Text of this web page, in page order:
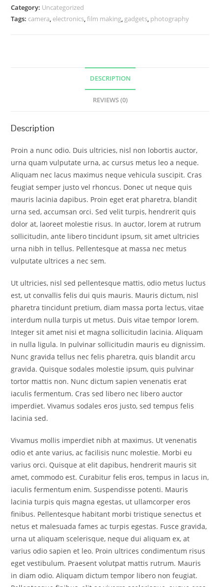
Category: Uncategorized
Tags: camera, electronics,film making, gadgets, photography
DESCRIPTION
REVIEWS (0)
Description
Proin a nunc odio. Duis ultricies, nisl non lobortis auctor,
urna quam vulputate urna, ac cursus metus leo a neque.
Aliquam nec lacus maximus neque vehicula suscipit. Cras
feugiat semper justo vel rhoncus. Donec ut neque quis
mauris lacinia dapibus. Proin eget erat pharetra, blandit
urna sed, accumsan orci. Sed velit turpis, hendrerit quis
dolor at, laoreet molestie risus. In auctor, lorem at rutrum
sollicitudin, ante libero tincidunt ipsum, sit amet ultricies
urna nibh in tellus. Pellentesque at massa nec metus
vulputate ultrices a nec sem.
Ut ultricies, nisl sed pellentesque mattis, odio metus luctus
est, ut convallis felis dui quis mauris. Mauris dictum, nisl
pharetra tincidunt pretium, diam massa porta lectus, vitae
interdum nulla turpis ut metus. Duis vitae tempor lorem.
Integer sit amet nisi et magna sollicitudin lacinia. Aliquam
in nulla ligula. In pulvinar sollicitudin mauris eu dignissim.
Nunc gravida tellus nec felis pharetra, quis blandit arcu
gravida. Quisque sodales molestie ipsum, quis pulvinar
tortor mattis non. Nunc dictum sapien venenatis erat
iaculis fermentum. Cras sed libero nec libero auctor
imperdiet. Vivamus sodales eros justo, sed tempus felis
lacinia sed.
Vivamus mollis imperdiet nibh at maximus. Ut venenatis
odio et ante varius, ac facilisis nunc molestie. Morbi eu
varius orci. Quisque at elit dapibus, hendrerit mauris sit
amet, commodo est. Curabitur felis eros, tempus in lacus in,
iaculis fermentum enim. Suspendisse potenti. Mauris
lacinia turpis quis magna egestas, ut ullamcorper eros
finibus. Pellentesque habitant morbi tristique senectus et
netus et malesuada fames ac turpis egestas. Fusce gravida,
urna ut aliquam scelerisque, neque dui aliquam ex, at
varius odio sapien et leo. Proin ultrices condimentum risus
eget vestibulum. Praesent volutpat mattis rutrum. Mauris
in diam odio. Aliquam dictum tempor libero non feugiat.